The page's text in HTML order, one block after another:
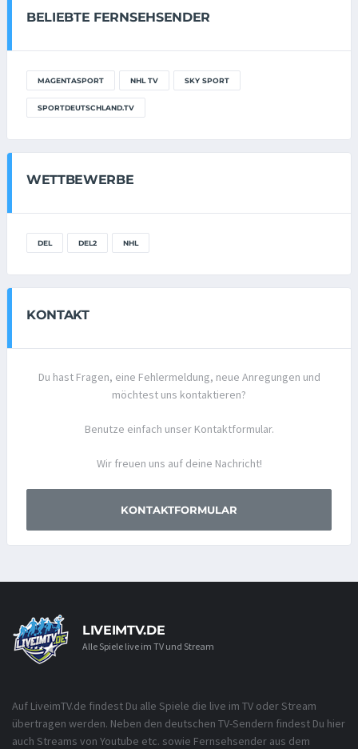
BELIEBTE FERNSEHSENDER
MAGENTASPORT NHL TV SKY SPORT
SPORTDEUTSCHLAND.TV
WETTBEWERBE
DEL DEL2 NHL
KONTAKT
Du hast Fragen, eine Fehlermeldung, neue Anregungen und
möchtest uns kontaktieren?
Benutze einfach unser Kontaktformular.
Wir freuen uns auf deine Nachricht!
KONTAKTFORMULAR
LIVEIMTV.DE
Alle Spiele live im TV und Stream
Auf LiveimTV.de findest Du alle Spiele die live im TV oder Stream
übertragen werden. Neben den deutschen TV-Sendern findest Du hier
auch Streams von Youtube etc. sowie Fernsehsender aus dem